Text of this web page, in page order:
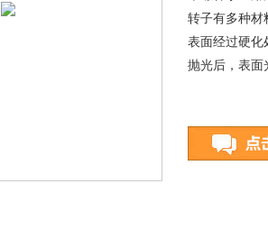
转子有多种
表面经过硬化
抛光后，表面